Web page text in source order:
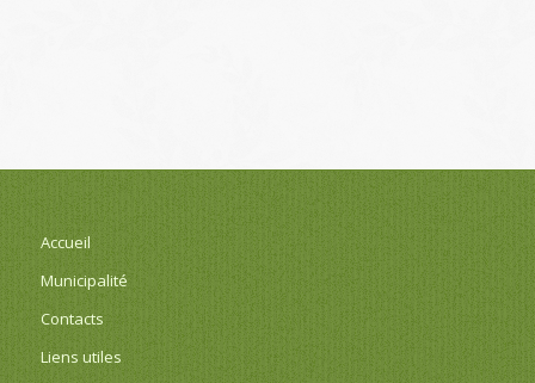
Accueil
Municipalité
Contacts
Liens utiles